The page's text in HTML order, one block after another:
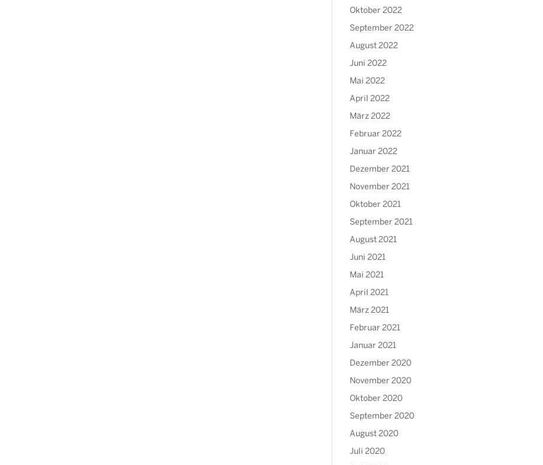
Oktober 2022
September 2022
August 2022
Juni 2022
Mai 2022
April 2022
März 2022
Februar 2022
Januar 2022
Dezember 2021
November 2021
Oktober 2021
September 2021
August 2021
Juni 2021
Mai 2021
April 2021
März 2021
Februar 2021
Januar 2021
Dezember 2020
November 2020
Oktober 2020
September 2020
August 2020
Juli 2020